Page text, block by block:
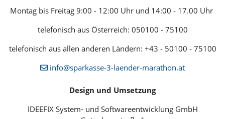
Montag bis Freitag 9:00 - 12:00 Uhr und 14:00 - 17.00 Uhr
telefonisch aus Österreich: 050100 - 75100
telefonisch aus allen anderen Ländern: +43 - 50100 - 75100
info@sparkasse-3-laender-marathon.at
Design und Umsetzung
IDEEFIX System- und Softwareentwicklung GmbH